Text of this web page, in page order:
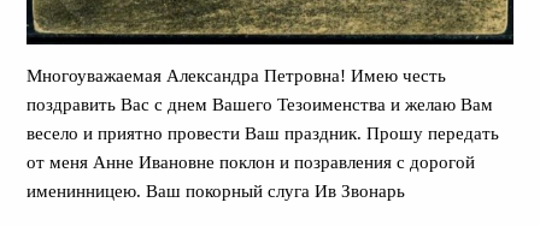
Многоуважаемая Александра Петровна! Имею честь
поздравить Вас с днем Вашего Тезоименства и желаю Вам
весело и приятно провести Ваш праздник. Прошу передать
от меня Анне Ивановне поклон и позравления с дорогой
именинницею. Ваш покорный слуга Ив Звонарь